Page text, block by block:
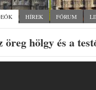
HÍREK FÓRUM
öreg hölgy és a